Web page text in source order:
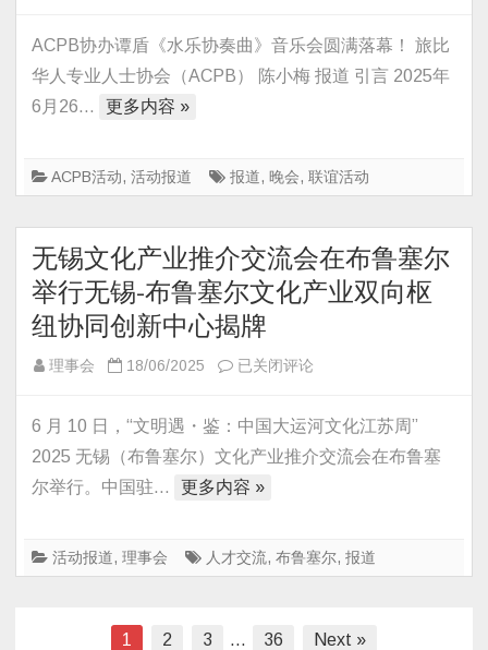
促
联
圆
举
行
水
盛
ACPB协办谭盾《水乐协奏曲》音乐会圆满落幕！ 旅比
华人专业人士协会（ACPB） 陈小梅 报道 引言 2025年
6月26…
更多内容 »
ACPB活动, 活动报道 报道, 晚会, 联谊活动
无锡文化产业推介交流会在布鲁塞尔
举行无锡-布鲁塞尔文化产业双向枢
纽协同创新中心揭牌
理事会 18/06/2025
无
文
化
业
介
已关闭评论
6 月 10 日，“文明遇・鉴：中国大运河文化江苏周”
2025 无锡（布鲁塞尔）文化产业推介交流会在布鲁塞
尔举行。中国驻…
更多内容 »
活动报道, 理事会 人才交流, 布鲁塞尔, 报道
1 2 3 … 36 Next »